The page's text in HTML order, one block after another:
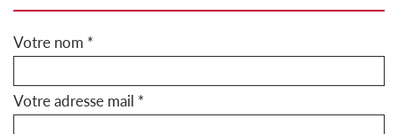
Votre nom *
Votre adresse mail *